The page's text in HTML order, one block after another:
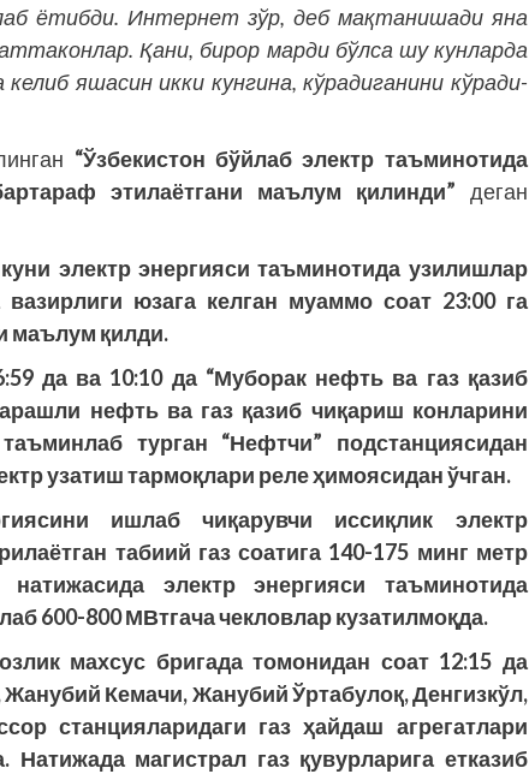
ётибди. Интернет зўр, деб мақтанишади яна
Қани, бирор марди бўлса шу кунларда
яшасин икки кунгина, кўрадиганини кўради-
“Ўзбекистон бўйлаб электр таъминотида
этилаётгани маълум қилинди” деган
электр энергияси таъминотида узилишлар
вазирлиги юзага келган муаммо соат 23:00 га
маълум қилди.
да ва 10:10 да “Муборак нефть ва газ қазиб
нефть ва газ қазиб чиқариш конларини
турган “Нефтчи” подстанциясидан
узатиш тармоқлари реле ҳимоясидан ўчган.
ишлаб чиқарувчи иссиқлик электр
табиий газ соатига 140-175 минг метр
натижасида электр энергияси таъминотида
600-800 МВтгача чекловлар кузатилмоқда.
махсус бригада томонидан соат 12:15 да
Кемачи, Жанубий Ўртабулоқ, Денгизкўл,
станцияларидаги газ ҳайдаш агрегатлари
Натижада магистрал газ қувурларига етказиб